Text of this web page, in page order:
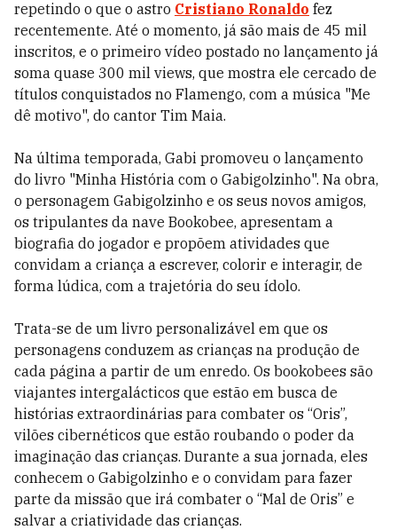
repetindo o que o astro Cristiano Ronaldo fez
recentemente. Até o momento, já são mais de 45 mil
inscritos, e o primeiro vídeo postado no lançamento já
soma quase 300 mil views, que mostra ele cercado de
títulos conquistados no Flamengo, com a música "Me
dê motivo", do cantor Tim Maia.
Na última temporada, Gabi promoveu o lançamento
do livro "Minha História com o Gabigolzinho". Na obra,
o personagem Gabigolzinho e os seus novos amigos,
os tripulantes da nave Bookobee, apresentam a
biografia do jogador e propõem atividades que
convidam a criança a escrever, colorir e interagir, de
forma lúdica, com a trajetória do seu ídolo.
Trata-se de um livro personalizável em que os
personagens conduzem as crianças na produção de
cada página a partir de um enredo. Os bookobees são
viajantes intergalácticos que estão em busca de
histórias extraordinárias para combater os “Oris”,
vilões cibernéticos que estão roubando o poder da
imaginação das crianças. Durante a sua jornada, eles
conhecem o Gabigolzinho e o convidam para fazer
parte da missão que irá combater o “Mal de Oris” e
salvar a criatividade das crianças.